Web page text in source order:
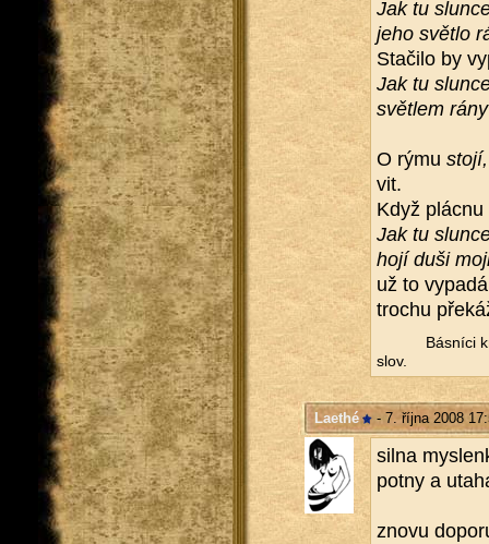
Jak tu
jeho svět­lo
Sta­či­lo by
Jak tu
svět­lem
O rýmu
vit.
Když
Jak tu
hojí duši
už to
tro­chu
Bás­ní­ci
slov.
Laethé - 7. října 2008
silna
pot­ny a
znovu